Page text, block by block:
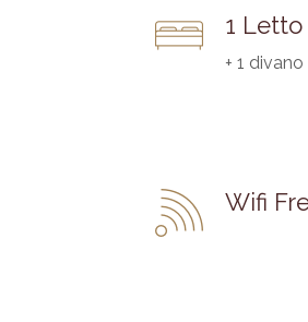
1
+ 1
Wifi